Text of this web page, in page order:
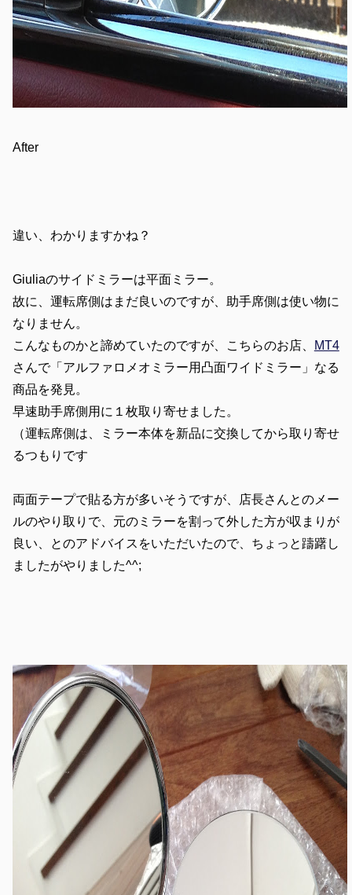
After
違い、わかりますかね？
Giuliaのサイドミラーは平面ミラー。
故に、運転席側はまだ良いのですが、助手席側は使い物に
なりません。
こんなものかと諦めていたのですが、こちらのお店、
MT4
さんで「アルファロメオミラー用凸面ワイドミラー」なる
商品を発見。
早速助手席側用に１枚取り寄せました。
（運転席側は、ミラー本体を新品に交換してから取り寄せ
るつもりです
両面テープで貼る方が多いそうですが、店長さんとのメー
ルのやり取りで、元のミラーを割って外した方が収まりが
良い、とのアドバイスをいただいたので、ちょっと躊躇し
ましたがやりました^^;